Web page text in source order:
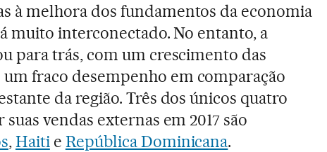
à melhora dos fundamentos da economia
muito interconectado. No entanto, a
para trás, com um crescimento das
um fraco desempenho em comparação
da região. Três dos únicos quatro
vendas externas em 2017 são
, Haiti e República Dominicana.